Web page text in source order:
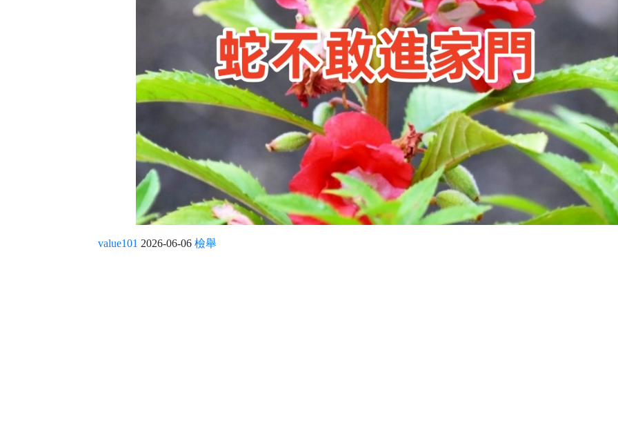
value101 2026-06-06 檢舉